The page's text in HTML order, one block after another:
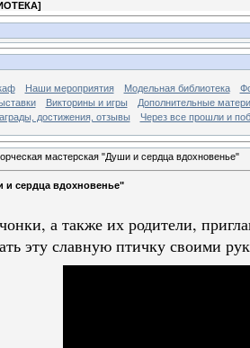
]
Наши мероприятия Модельная библиотека
Викторины и игры
Дополнительные
достижения, отзывы
Через все прошли и
мастерская "Души и сердца вдохновенье"
и сердца вдохновенье"
а также их родители,
эту славную птичку своими